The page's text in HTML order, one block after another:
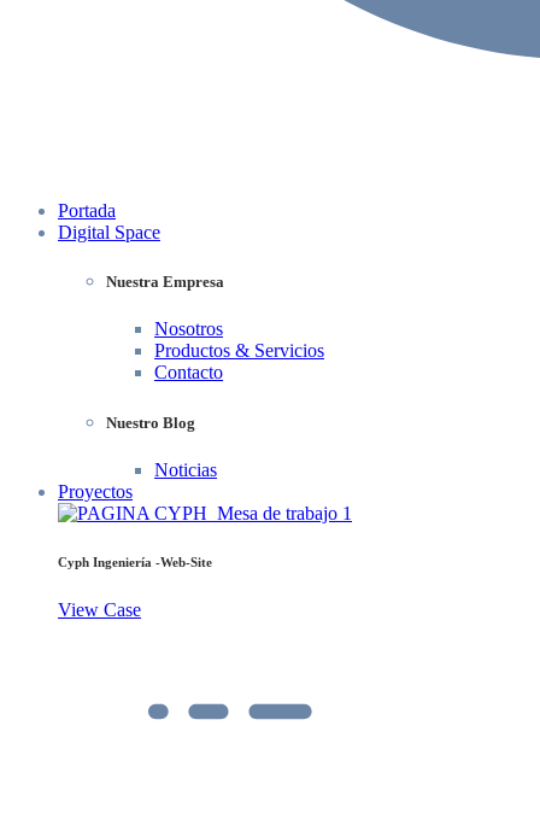
Portada
Digital Space
Nuestra Empresa
Nosotros
Productos & Servicios
Contacto
Nuestro Blog
Noticias
Proyectos
Cyph Ingeniería -Web-Site
View Case